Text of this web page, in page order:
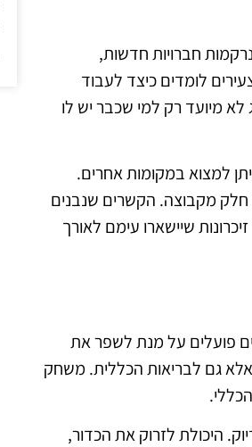
חברויות חדשות,
לומדים כיצד לעבוד
מיועד רק למי שכבר יש לו
למצוא במקומות אחרים.
חלק מקבוצה. הקשרים שנבנים
שיישארו עימם לאורך
פועלים על מנת לשפר את
גם לבריאות הכללית. משחק
היכולת לזרוק את הכדור,